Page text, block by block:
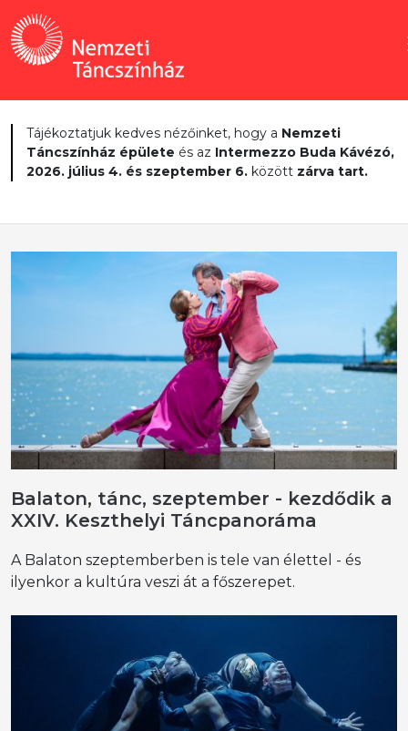
Tájékoztatjuk kedves nézőinket, hogy a Nemzeti
Táncszínház épülete és az Intermezzo Buda Kávézó,
2026. július 4. és szeptember 6. között zárva tart.
Balaton, tánc, szeptember - kezdődik a
XXIV. Keszthelyi Táncpanoráma
A Balaton szeptemberben is tele van élettel - és
ilyenkor a kultúra veszi át a főszerepet.